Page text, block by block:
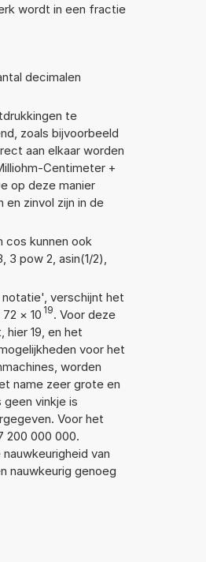
wordt in een fractie
decimalen
te
zoals bijvoorbeeld
aan elkaar worden
Centimeter +
op deze manier
zinvol zijn in de
cos kunnen ook
pow 2, asin(1/2),
verschijnt het
× 10 19. Voor deze
19, en het
voor het
worden
name zeer grote en
geen vinkje is
Voor het
200 000 000.
van
nauwkeurig genoeg